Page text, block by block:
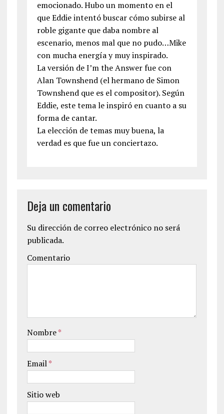
emocionado. Hubo un momento en el
que Eddie intentó buscar cómo subirse al
roble gigante que daba nombre al
escenario, menos mal que no pudo…Mike
con mucha energía y muy inspirado.
La versión de I’m the Answer fue con
Alan Townshend (el hermano de Simon
Townshend que es el compositor). Según
Eddie, este tema le inspiró en cuanto a su
forma de cantar.
La elección de temas muy buena, la
verdad es que fue un conciertazo.
Deja un comentario
Su dirección de correo electrónico no será
publicada.
Comentario
Nombre*
Email*
Sitio web